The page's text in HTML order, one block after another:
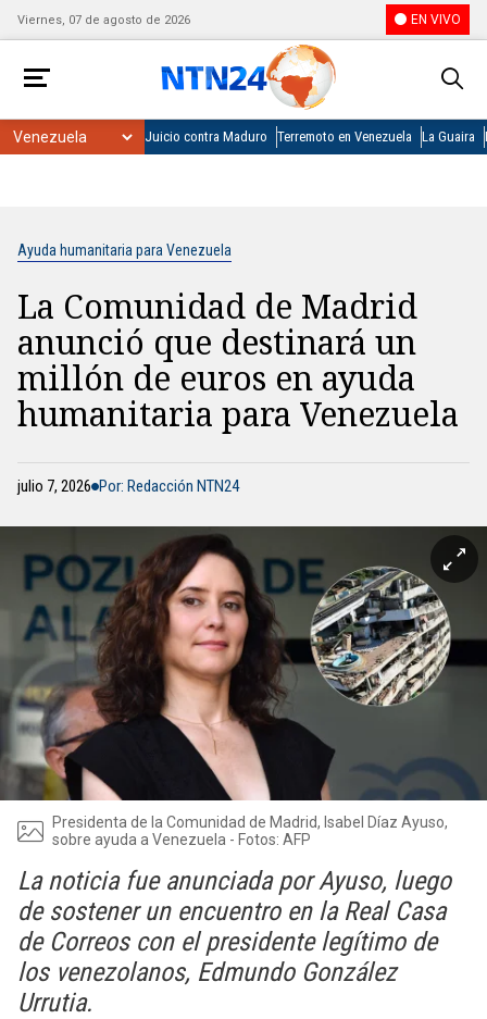
Viernes, 07 de agosto de 2026 EN VIVO
Juicio contra Maduro Terremoto en Venezuela La Guaira
Ayuda humanitaria para Venezuela
La Comunidad de Madrid
anunció que destinará un
millón de euros en ayuda
humanitaria para Venezuela
julio 7, 2026 Por: Redacción NTN24
Presidenta de la Comunidad de Madrid, Isabel Díaz Ayuso,
sobre ayuda a Venezuela - Fotos: AFP
La noticia fue anunciada por Ayuso, luego
de sostener un encuentro en la Real Casa
de Correos con el presidente legítimo de
los venezolanos, Edmundo González
Urrutia.